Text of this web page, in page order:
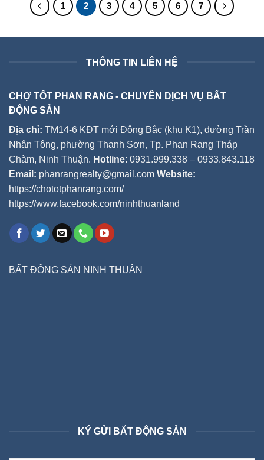
1 2 3 4 5 6 7
THÔNG TIN LIÊN HỆ
CHỢ TỐT PHAN RANG - CHUYÊN DỊCH VỤ BẤT
ĐỘNG SẢN
Địa chỉ: TM14-6 KĐT mới Đông Bắc (khu K1), đường Trần
Nhân Tông, phường Thanh Sơn, Tp. Phan Rang Tháp
Chàm, Ninh Thuận. Hotline: 0931.999.338 – 0933.843.118
Email: phanrangrealty@gmail.com Website:
https://chototphanrang.com/
https://www.facebook.com/ninhthuanland
BẤT ĐỘNG SẢN NINH THUẬN
KÝ GỬI BẤT ĐỘNG SẢN